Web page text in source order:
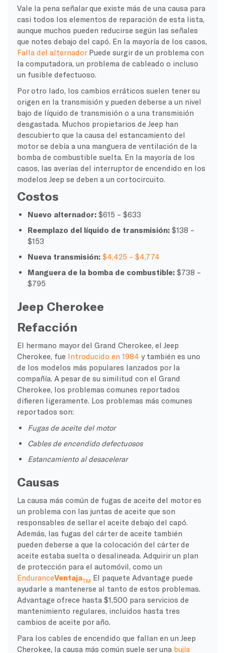
Vale la pena señalar que existe más de una causa para
casi todos los elementos de reparación de esta lista,
aunque muchos pueden reducirse según las señales
que notes debajo del capó. En la mayoría de los casos,
Falla del alternadorPuede surgir de un problema con
la computadora, un problema de cableado o incluso
un fusible defectuoso.
Por otro lado, los cambios erráticos suelen tener su
origen en la transmisión y pueden deberse a un nivel
bajo de líquido de transmisión o a una transmisión
desgastada. Muchos propietarios de Jeep han
descubierto que la causa del estancamiento del
motor se debía a una manguera de ventilación de la
bomba de combustible suelta. En la mayoría de los
casos, las averías del interruptor de encendido en los
modelos Jeep se deben a un cortocircuito.
Costos
Nuevo alternador:$615 – $633
Reemplazo del líquido de transmisión:$138 –
$153
Nueva transmisión: $4,425 – $4,774
Manguera de la bomba de combustible:$738 –
$795
Jeep Cherokee
Refacción
El hermano mayor del Grand Cherokee, el Jeep
Cherokee, fue Introducido en 1984 y también es uno
de los modelos más populares lanzados por la
compañía. A pesar de su similitud con el Grand
Cherokee, los problemas comunes reportados
difieren ligeramente. Los problemas más comunes
reportados son:
Fugas de aceite del motor
Cables de encendido defectuosos
Estancamiento al desacelerar
Causas
La causa más común de fugas de aceite del motor es
un problema con las juntas de aceite que son
responsables de sellar el aceite debajo del capó.
Además, las fugas del cárter de aceite también
pueden deberse a que la colocación del cárter de
aceite estaba suelta o desalineada. Adquirir un plan
de protección para el automóvil, como un
EnduranceVentajaTM El paquete Advantage puede
ayudarle a mantenerse al tanto de estos problemas.
Advantage ofrece hasta $1,500 para servicios de
mantenimiento regulares, incluidos hasta tres
cambios de aceite por año.
Para los cables de encendido que fallan en un Jeep
Cherokee, la causa más común suele ser una bujía